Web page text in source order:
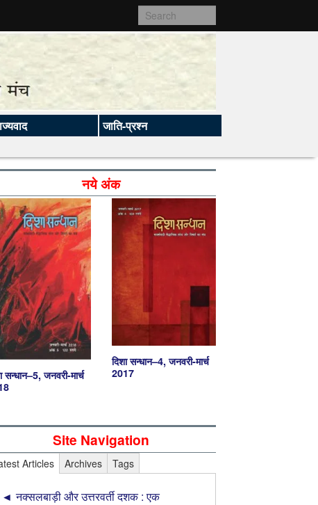
जाति-प्रश्न
नये अंक
सन्धान–5, जनवरी-मार्च
दिशा सन्धान–4, जनवरी-मार्च
2017
Site Navigation
Articles
नक्सलबाड़ी और उत्तरवर्ती दशक : एक
Archives Tags